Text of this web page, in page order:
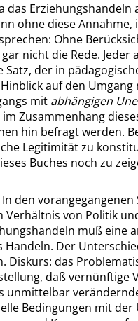
das Erziehungshandeln
ohne diese
Ohne
nicht die Rede. Jeder
Satz, der in
auf den
mit abhängigen
im Zusammenhang
hin befragt werden.
Legitimität zu
Buches noch zu
In den
Verhältnis von Politik
muß eine
Handeln. Der
Diskurs: das
daß vernünftige
unmittelbar
Bedingungen mit